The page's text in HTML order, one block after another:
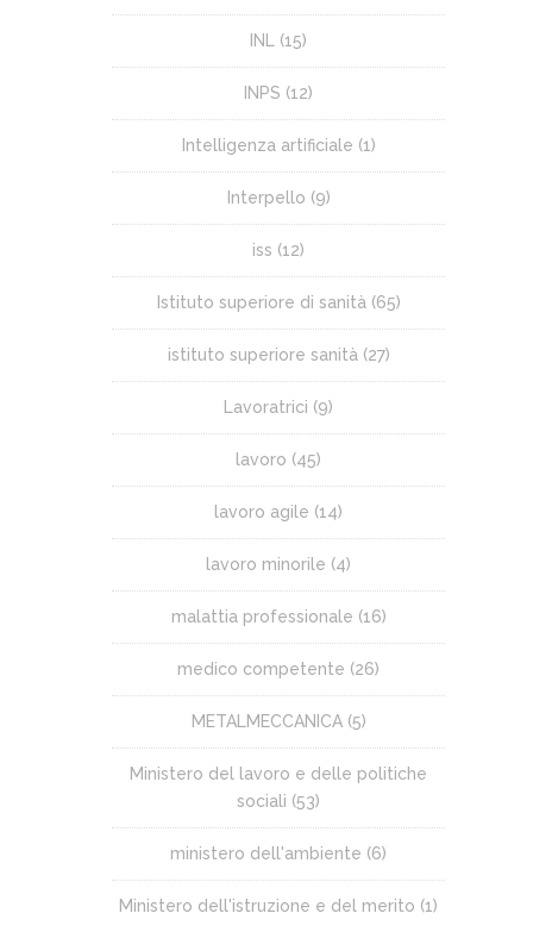
INL (15)
INPS (12)
Intelligenza artificiale (1)
Interpello (9)
iss (12)
Istituto superiore di sanità (65)
istituto superiore sanità (27)
Lavoratrici (9)
lavoro (45)
lavoro agile (14)
lavoro minorile (4)
malattia professionale (16)
medico competente (26)
METALMECCANICA(5)
Ministero del lavoro e delle politiche
sociali (53)
ministero dell'ambiente (6)
Ministero dell'istruzione e del merito (1)